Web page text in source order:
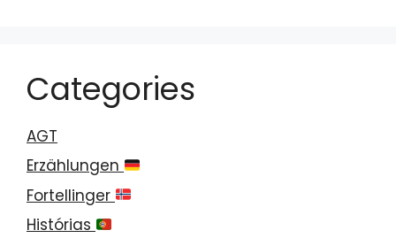
Categories
AGT
Erzählungen
Fortellinger
Histórias